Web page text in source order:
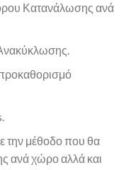
Κατανάλωσης ανά
την μέθοδο που θα
ανά χώρο αλλά και